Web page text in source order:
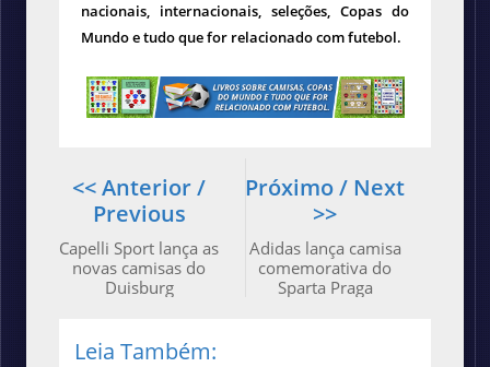
nacionais, internacionais, seleções, Copas do
Mundo e tudo que for relacionado com futebol.
Próximo / Next
>>
Adidas lança camisa
comemorativa do
Sparta Praga
<< Anterior /
Previous
Capelli Sport lança as
novas camisas do
Duisburg
Leia Também: